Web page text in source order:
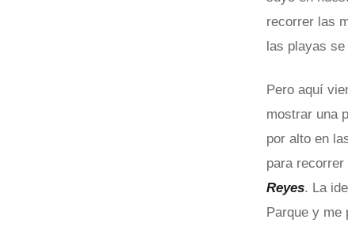
recorrer las
las playas
Pero aquí
mostrar una
por alto en
para
Reyes. La
Parque y me